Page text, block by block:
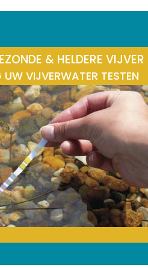
& HELDERE VIJVER
UW VIJVERWATER TESTEN